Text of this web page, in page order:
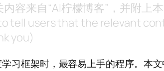
容来自“AI柠檬博客”，并附上
tell users that the relevant
you)
习框架时，最容易上手的程序。本